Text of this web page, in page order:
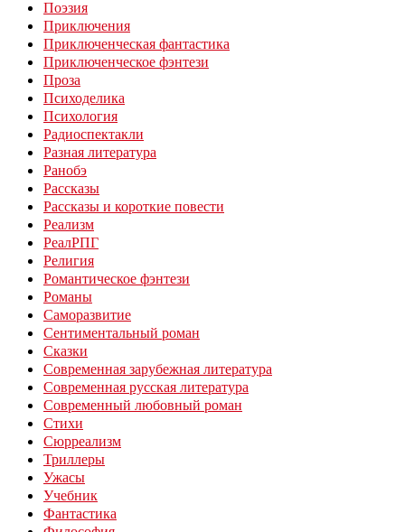
Поэзия
Приключения
Приключенческая фантастика
Приключенческое фэнтези
Проза
Психоделика
Психология
Радиоспектакли
Разная литература
Ранобэ
Рассказы
Рассказы и короткие повести
Реализм
РеалРПГ
Религия
Романтическое фэнтези
Романы
Саморазвитие
Сентиментальный роман
Сказки
Современная зарубежная литература
Современная русская литература
Современный любовный роман
Стихи
Сюрреализм
Триллеры
Ужасы
Учебник
Фантастика